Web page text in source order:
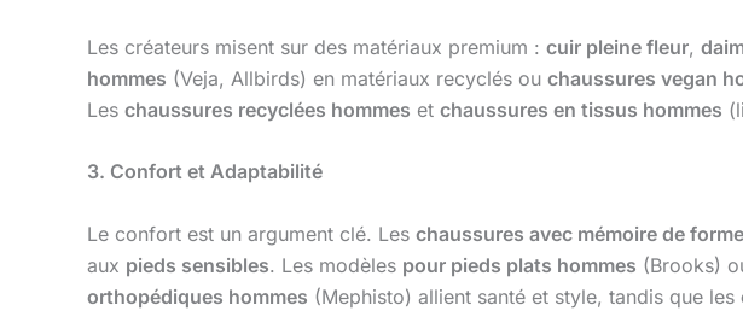
Les créateurs misent sur des matériaux premium : cuir pleine fleur,
hommes (Veja, Allbirds) en matériaux recyclés ou chaussures vegan
Les chaussures recyclées hommes et chaussures en tissus hommes
3. Confort et Adaptabilité
Le confort est un argument clé. Les chaussures avec mémoire de
aux pieds sensibles. Les modèles pour pieds plats hommes (Brooks)
orthopédiques hommes (Mephisto) allient santé et style, tandis que les